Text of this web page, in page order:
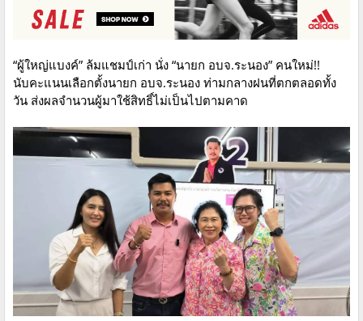
“ผู้ใหญ่แบงค์” ล้มแชมป์เก่า นั่ง “นายก อบจ.ระนอง” คนใหม่!!
นับคะแนนเลือกตั้งนายก อบจ.ระนอง ท่ามกลางฝนที่ตกตลอดทั้ง
วัน ส่งผลจำนวนผู้มาใช้สิทธิ์ไม่เป็นไปตามคาด​